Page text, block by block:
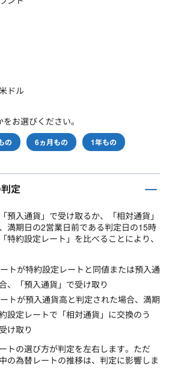
ドル
お選びください。
の 6ヵ月もの 1年もの
定
預入通貨」で受け取るか、「相対通貨」
満期日の2営業日前である判定日の15時
特約設定レート」を比べることにより、
トが特約設定レートと同値または預入通
、「預入通貨」で受け取り
トが預入通貨高と判定された場合、満期
設定レートで「相対通貨」に交換のう
け取り
トの選び方が判定を左右します。ただ
の為替レートの推移は、判定に影響しま